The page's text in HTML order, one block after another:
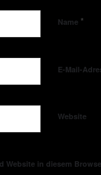
Name *
E-Mail-
Website
Website in diesem